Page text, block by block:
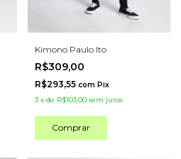
Kimono Paulo Ito
R$309,00
R$293,55 com Pix
3 x de R$103,00 sem juros
Comprar